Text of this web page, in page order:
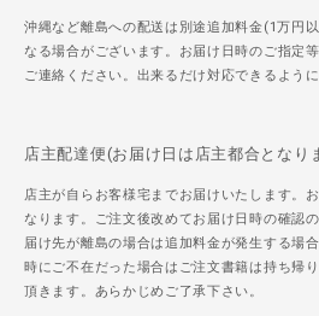
沖縄など離島への配送は別途追加料金(1万円
なる場合がございます。お届け日時のご指定
ご連絡ください。出来るだけ対応できるよう
店主配達便(お届け日は店主都合となり
店主が自らお客様宅までお届けいたします。
なります。ご注文後改めてお届け日時の確認
届け先が離島の場合は追加料金が発生する場
時にご不在だった場合はご注文書籍は持ち帰
頂きます。あらかじめご了承下さい。